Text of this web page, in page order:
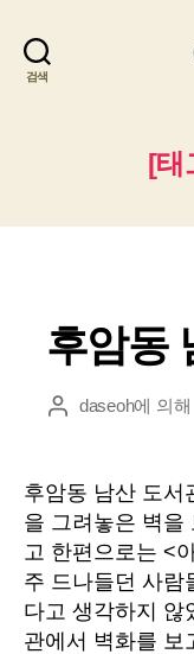
검색
[태
후암동
게
작
성
자
daseoh에 의해
후암동 남산 도서
을 그려놓은 벽을
고 한편으로는 <
주 드나들던 사람
다고 생각하지 않
관에서 벽화를 보